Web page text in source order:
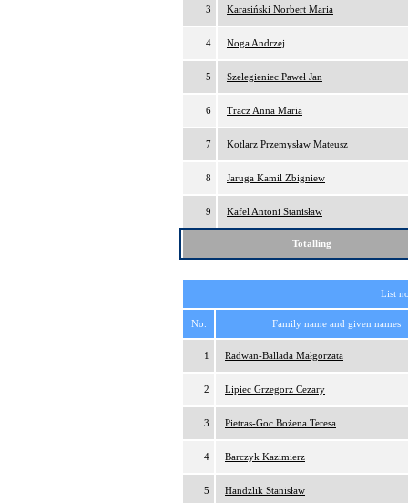
3 Karasiński Norbert Maria
4 Noga Andrzej
5 Szelegieniec Paweł Jan
6 Tracz Anna Maria
7 Kotlarz Przemysław Mateusz
8 Jaruga Kamil Zbigniew
9 Kafel Antoni Stanisław
Totalling
List
No. Family name and given names
1 Radwan-Ballada Małgorzata
2 Lipiec Grzegorz Cezary
3 Pietras-Goc Bożena Teresa
4 Barczyk Kazimierz
5 Handzlik Stanisław